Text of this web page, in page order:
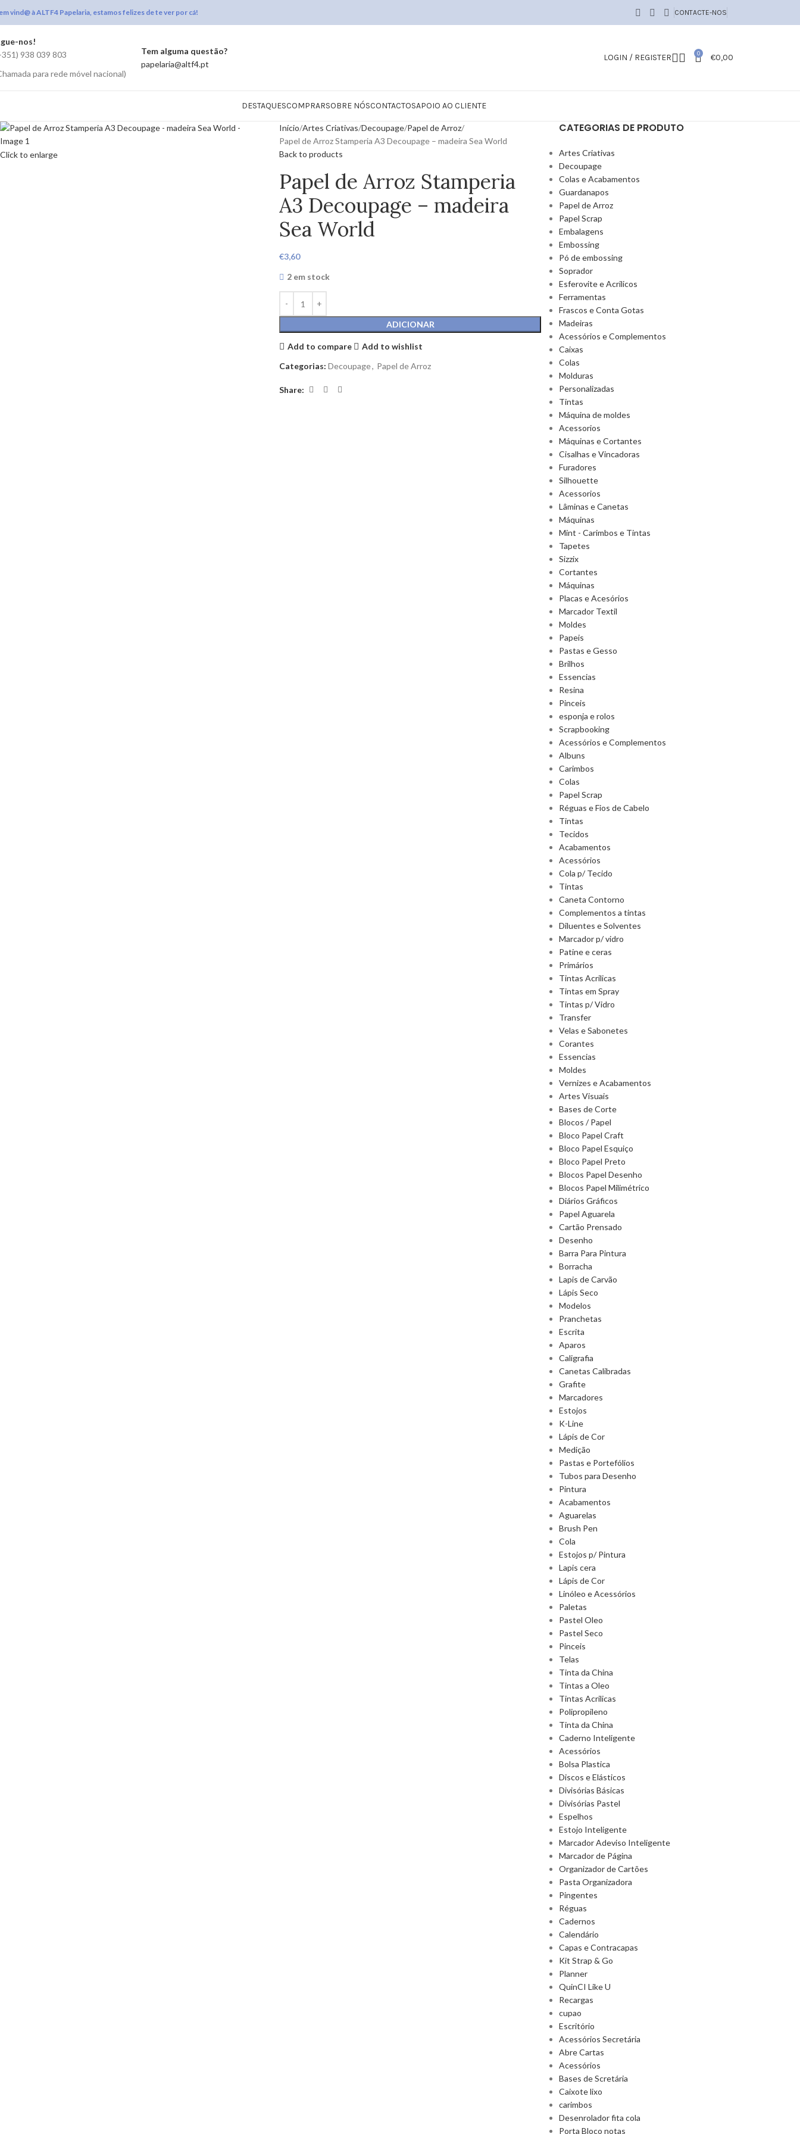
vind@ à ALTF4 Papelaria, estamos felizes de te ver por cá! CONTACTE-NOS
nos!
938 039 803
para rede móvel nacional)
Tem alguma questão?
papelaria@altf4.pt
LOGIN / REGISTER 0 €0,00
DESTAQUESCOMPRARSOBRE NÓSCONTACTOSAPOIO AO CLIENTE
Click to enlarge
Início Artes Criativas Decoupage Papel de Arroz
Papel de Arroz Stamperia A3 Decoupage – madeira Sea World
Back to products
Papel de Arroz Stamperia
A3 Decoupage – madeira
Sea World
€3,60
2 em stock
ADICIONAR
Add to compare
Add to wishlist
Categorias: Decoupage, Papel de Arroz
Share:
CATEGORIAS DE PRODUTO
Artes Criativas
Decoupage
Colas e Acabamentos
Guardanapos
Papel de Arroz
Papel Scrap
Embalagens
Embossing
Pó de embossing
Soprador
Esferovite e Acrilicos
Ferramentas
Frascos e Conta Gotas
Madeiras
Acessórios e Complementos
Caixas
Colas
Molduras
Personalizadas
Tintas
Máquina de moldes
Acessorios
Máquinas e Cortantes
Cisalhas e Vincadoras
Furadores
Silhouette
Acessorios
Lâminas e Canetas
Máquinas
Mint - Carimbos e Tintas
Tapetes
Sizzix
Cortantes
Máquinas
Placas e Acesórios
Marcador Textil
Moldes
Papeis
Pastas e Gesso
Brilhos
Essencias
Resina
Pinceis
esponja e rolos
Scrapbooking
Acessórios e Complementos
Albuns
Carimbos
Colas
Papel Scrap
Réguas e Fios de Cabelo
Tintas
Tecidos
Acabamentos
Acessórios
Cola p/ Tecido
Tintas
Caneta Contorno
Complementos a tintas
Diluentes e Solventes
Marcador p/ vidro
Patine e ceras
Primários
Tintas Acrilicas
Tintas em Spray
Tintas p/ Vidro
Transfer
Velas e Sabonetes
Corantes
Essencias
Moldes
Vernizes e Acabamentos
Artes Visuais
Bases de Corte
Blocos / Papel
Bloco Papel Craft
Bloco Papel Esquiço
Bloco Papel Preto
Blocos Papel Desenho
Blocos Papel Milimétrico
Diários Gráficos
Papel Aguarela
Cartão Prensado
Desenho
Barra Para Pintura
Borracha
Lapis de Carvão
Lápis Seco
Modelos
Pranchetas
Escrita
Aparos
Caligrafia
Canetas Calibradas
Grafite
Marcadores
Estojos
K-Line
Lápis de Cor
Medição
Pastas e Portefólios
Tubos para Desenho
Pintura
Acabamentos
Aguarelas
Brush Pen
Cola
Estojos p/ Pintura
Lapis cera
Lápis de Cor
Linóleo e Acessórios
Paletas
Pastel Oleo
Pastel Seco
Pinceis
Telas
Tinta da China
Tintas a Oleo
Tintas Acrilicas
Polipropileno
Tinta da China
Caderno Inteligente
Acessórios
Bolsa Plastica
Discos e Elásticos
Divisórias Básicas
Divisórias Pastel
Espelhos
Estojo Inteligente
Marcador Adeviso Inteligente
Marcador de Página
Organizador de Cartões
Pasta Organizadora
Pingentes
Réguas
Cadernos
Calendário
Capas e Contracapas
Kit Strap & Go
Planner
QuinCI Like U
Recargas
cupao
Escritório
Acessórios Secretária
Abre Cartas
Acessórios
Bases de Scretária
Caixote lixo
carimbos
Desenrolador fita cola
Porta Bloco notas